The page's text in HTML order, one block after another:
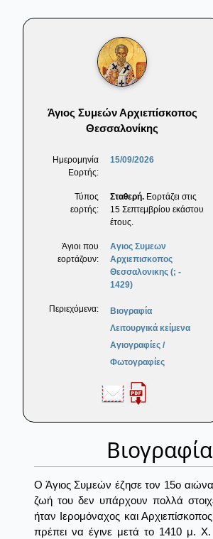
Άγιος Συμεών Αρχιεπίσκοπος
Θεσσαλονίκης
Ημερομηνία
Εορτής:
15/09/2026
Τύπος
εορτής:
Σταθερή. Εορτάζει στις
15 Σεπτεμβρίου εκάστου
έτους.
Άγιοι που
εορτάζουν:
Αγιος Συμεων
Αρχιεπισκοπος
Θεσσαλονικης (; -
1429)
Περιεχόμενα:
Βιογραφία
Λειτουργικά κείμενα
Αγιογραφίες /
Φωτογραφίες
Βιογραφία
Ο Άγιος Συμεών έζησε τον 15ο
ζωή του δεν υπάρχουν πολλά
ήταν Ιερομόναχος και
πρέπει να έγινε μετά το 1410 μ.